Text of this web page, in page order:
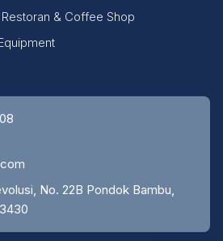
& Coffee Shop
No. 22B Pondok Bambu,